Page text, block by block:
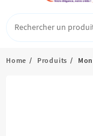
Home Produits